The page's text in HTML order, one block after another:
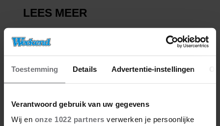
Toestemming Details Advertentie-instellingen
Verantwoord gebruik van uw gegevens
Wij en onze 1022 partners verwerken je persoonlijke